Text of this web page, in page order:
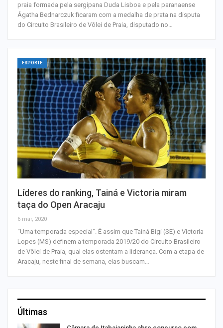
praia formada pela sergipana Duda Lisboa e pela paranaense
Ágatha Bednarczuk ficaram com a medalha de prata na disputa
do Circuito Brasileiro de Vôlei de Praia, disputado no…
ESPORTE
Líderes do ranking, Tainá e Victoria miram
taça do Open Aracaju
6 mar, 2020
“Uma temporada especial”. É assim que Tainá Bigi (SE) e Victoria
Lopes (MS) definem a temporada 2019/20 do Circuito Brasileiro
de Vôlei de Praia, qual elas ostentam a liderança. Com a etapa de
Aracaju, neste final de semana, elas buscam…
Últimas